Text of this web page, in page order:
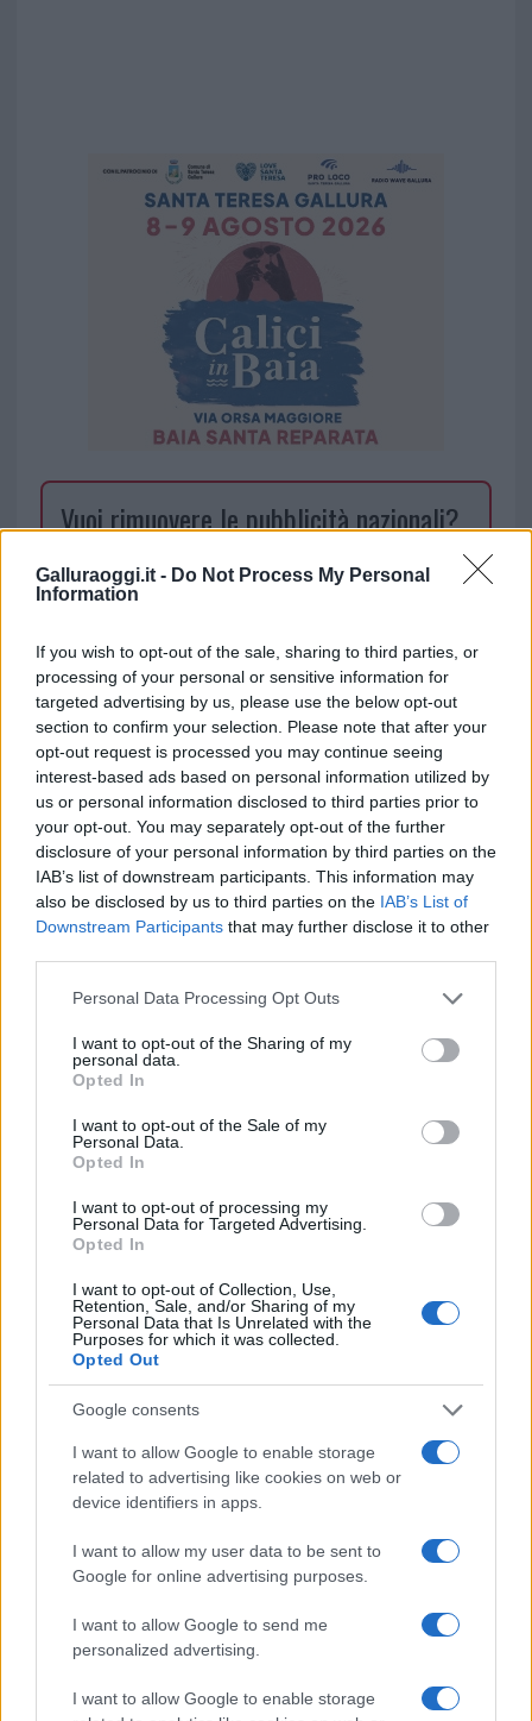
Galluraoggi.it - Do Not Process My Personal
Information
If you wish to opt-out of the sale, sharing to third parties, or
processing of your personal or sensitive information for
targeted advertising by us, please use the below opt-out
section to confirm your selection. Please note that after your
opt-out request is processed you may continue seeing
interest-based ads based on personal information utilized by
us or personal information disclosed to third parties prior to
your opt-out. You may separately opt-out of the further
disclosure of your personal information by third parties on the
IAB’s list of downstream participants. This information may
also be disclosed by us to third parties on the IAB’s List of
Downstream Participants that may further disclose it to other
Please note that this website/app uses one or more Google
not limited to your visit or usage behaviour. You may click to
grant or deny consent to Google and its third-party tags to
use your data for below specified purposes in below Google
consent section.
Personal Data Processing Opt Outs
I want to opt-out of the Sharing of my
personal data.
Opted In
I want to opt-out of the Sale of my
Personal Data.
Opted In
I want to opt-out of processing my
Personal Data for Targeted Advertising.
Opted In
I want to opt-out of Collection, Use,
Retention, Sale, and/or Sharing of my
Personal Data that Is Unrelated with the
Purposes for which it was collected.
Opted Out
Google consents
I want to allow Google to enable storage
related to advertising like cookies on web or
device identifiers in apps.
I want to allow my user data to be sent to
Google for online advertising purposes.
I want to allow Google to send me
personalized advertising.
I want to allow Google to enable storage
Vuoi rimuovere le pubblicità nazionali?
Puoi abbonarti asoli € 1,10 al mese
cliccando
Sei già abbonato?
Puoi effettuare l'accesso andando nella
sezioneLogindal menù del sito o
cliccandoqui
TEMI: Olbia
Inviaci le tue segnalazioni,
i tuoi video e le tue foto
Su WhatsApp al numero +39
Notizie in tempo reale?
GalluraOggi.it
Ricevi le nostre ultime news
daGoogle News
Condividi l'articolo
F
a
ce
b
o
T
w
it
te
r
Pi
n
te
re
st
W
h
at
s
A
S
h
a
Articolo precedente
Prossimo articolo